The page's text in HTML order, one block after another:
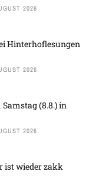
2026
Hinterhoflesungen
2026
Samstag (8.8.) in
2026
ist wieder zakk